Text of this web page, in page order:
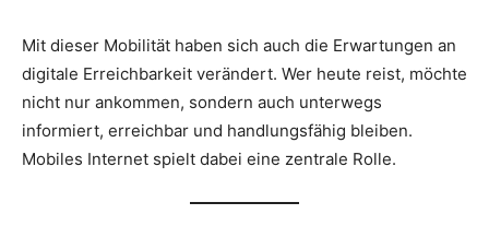
Mit dieser Mobilität haben sich auch die Erwartungen an
digitale Erreichbarkeit verändert. Wer heute reist, möchte
nicht nur ankommen, sondern auch unterwegs
informiert, erreichbar und handlungsfähig bleiben.
Mobiles Internet spielt dabei eine zentrale Rolle.